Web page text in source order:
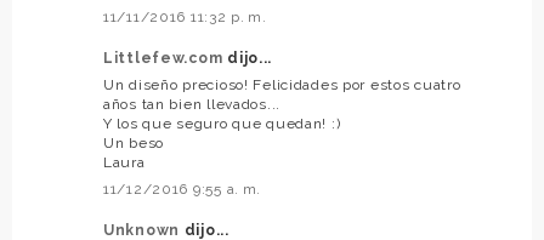
11/11/2016 11:32 p. m.
Littlefew.com dijo...
Un diseño precioso! Felicidades por estos cuatro
años tan bien llevados...
Y los que seguro que quedan! :)
Un beso
Laura
11/12/2016 9:55 a. m.
Unknown dijo...